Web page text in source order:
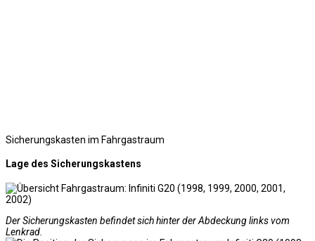
Sicherungskasten im Fahrgastraum
Lage des Sicherungskastens
Der Sicherungskasten befindet sich hinter der Abdeckung links vom
Lenkrad.